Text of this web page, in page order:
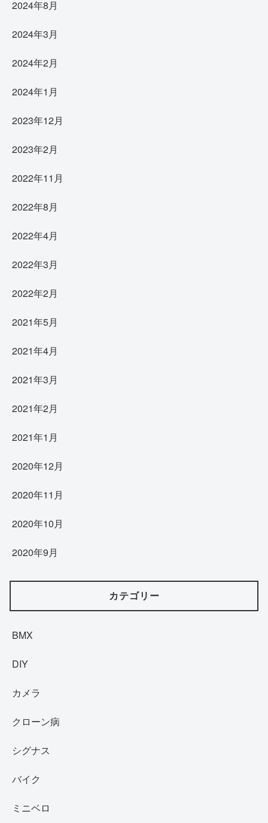
2024年8月
2024年3月
2024年2月
2024年1月
2023年12月
2023年2月
2022年11月
2022年8月
2022年4月
2022年3月
2022年2月
2021年5月
2021年4月
2021年3月
2021年2月
2021年1月
2020年12月
2020年11月
2020年10月
2020年9月
カテゴリー
BMX
DIY
カメラ
クローン病
シグナス
バイク
ミニベロ